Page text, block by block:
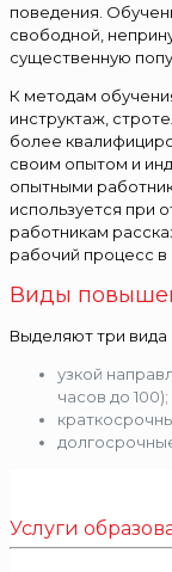
поведения.
свободной,
существенную
К методам
инструктаж,
более
своим опытом и
опытными
используется при
работникам
рабочий процесс в
Виды
Выделяют три
узкой
часов до 100);
Услуги